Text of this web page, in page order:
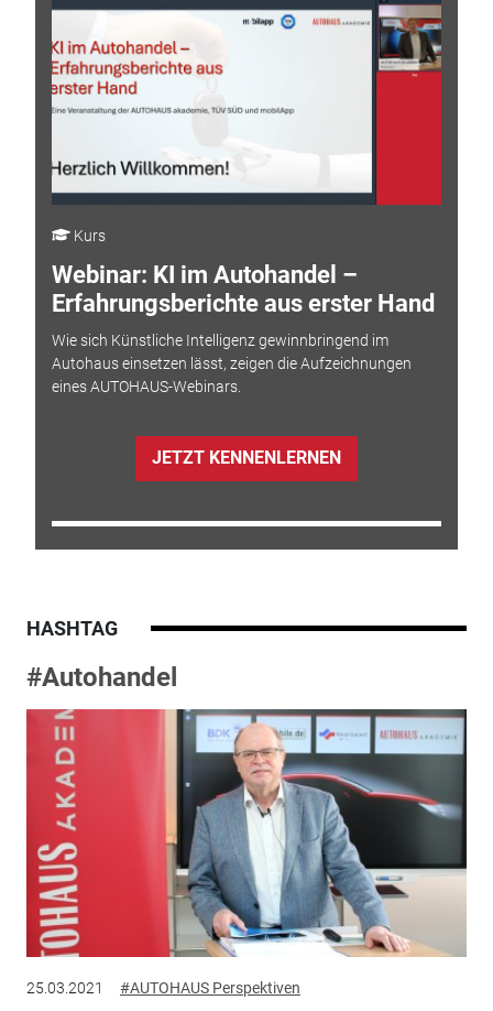
Kurs
Webinar: KI im Autohandel –
Erfahrungsberichte aus erster Hand
Wie sich Künstliche Intelligenz gewinnbringend im
Autohaus einsetzen lässt, zeigen die Aufzeichnungen
eines AUTOHAUS-Webinars.
JETZT KENNENLERNEN
HASHTAG
#Autohandel
25.03.2021 #AUTOHAUS Perspektiven